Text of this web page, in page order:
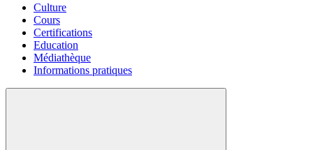
Culture
Cours
Certifications
Education
Médiathèque
Informations pratiques